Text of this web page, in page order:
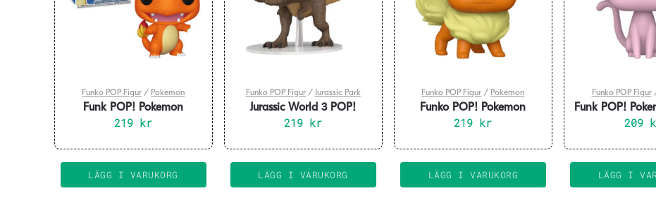
Funko POP Figur / Pokemon
Funk POP! Pokemon
Charmander
219 kr
LÄGG I VARUKORG
Funko POP Figur/ Jurassic Park
Jurassic World 3 POP!
Movies Vinyl Figure T-Rex 9
219 kr
LÄGG I VARUKORG
Funko POP Figur / Pokemon
Funko POP! Pokemon
Flareon
219 kr
LÄGG I VARUKORG
Funko POP Figur
Funk POP!
209
LÄGG I